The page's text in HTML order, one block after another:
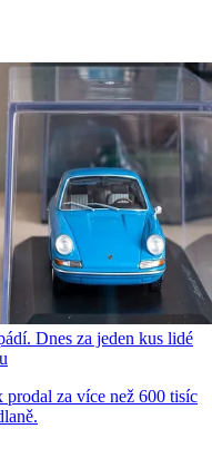
Dnes za jeden kus lidé
za více než 600 tisíc